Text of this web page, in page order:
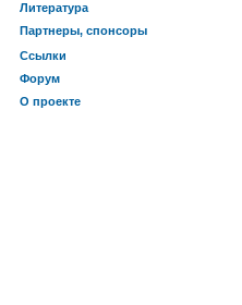
Литература
Партнеры, спонсоры
Ссылки
Форум
О проекте